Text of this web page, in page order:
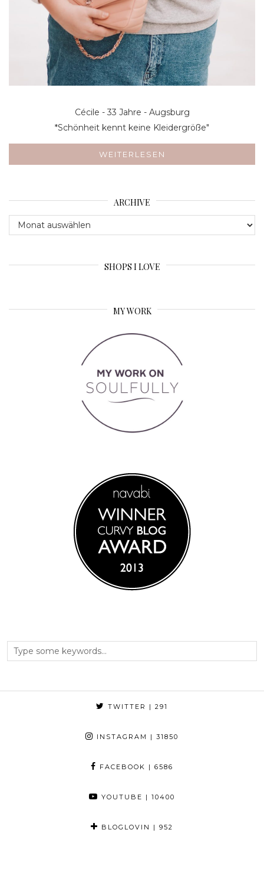
Cécile - 33 Jahre - Augsburg
*Schönheit kennt keine Kleidergröße"
WEITERLESEN
ARCHIVE
Archive
SHOPS I LOVE
MY WORK
TWITTER | 291
INSTAGRAM | 31850
FACEBOOK | 6586
YOUTUBE | 10400
BLOGLOVIN | 952